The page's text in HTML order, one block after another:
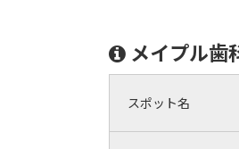
メイプル歯
スポット名